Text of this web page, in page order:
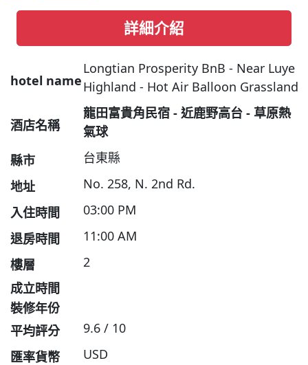
詳細介紹
hotel name
Longtian Prosperity BnB - Near Luye
Highland - Hot Air Balloon Grassland
酒店名稱
龍田富貴角民宿 - 近鹿野高台 - 草原熱
氣球
縣市
台東縣
地址
No. 258, N. 2nd Rd.
入住時間
03:00 PM
退房時間
11:00 AM
樓層
2
成立時間
裝修年份
平均評分
9.6 / 10
匯率貨幣
USD